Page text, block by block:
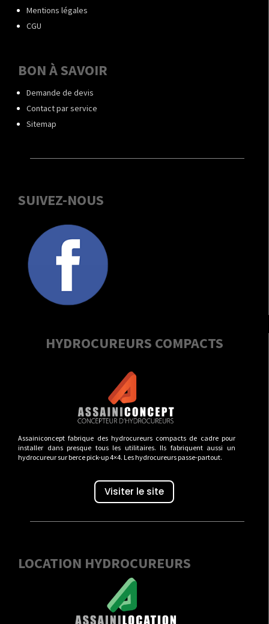
Mentions légales
CGU
BON À SAVOIR
Demande de devis
Contact par service
Sitemap
SUIVEZ-NOUS
HYDROCUREURS COMPACTS
Assainiconcept fabrique des hydrocureurs compacts de cadre pour
installer dans presque tous les utilitaires. Ils fabriquent aussi un
hydrocureur sur berce pick-up 4×4. Les hydrocureurs passe-partout.
Visiter le site
LOCATION HYDROCUREURS